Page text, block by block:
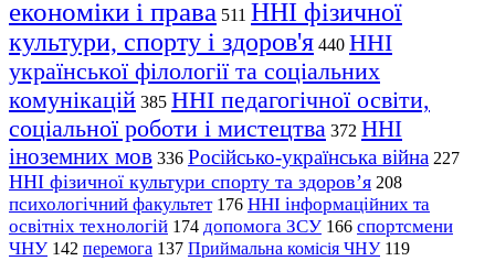
економіки і права 511 ННІ фізичної
культури, спорту і здоров'я 440 ННІ
української філології та соціальних
комунікацій 385 ННІ педагогічної освіти,
соціальної роботи і мистецтва 372 ННІ
іноземних мов 336 Російсько-українська війна 227
ННІ фізичної культури спорту та здоров’я 208
психологічний факультет 176 ННІ інформаційних та
освітніх технологій 174 допомога ЗСУ 166 спортсмени
ЧНУ 142 перемога 137 Приймальна комісія ЧНУ 119